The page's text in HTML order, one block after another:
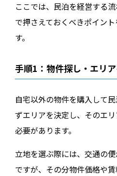
ここでは、民泊を経営する
で押さえておくべきポイン
す。
手順1：物件探し・エリ
自宅以外の物件を購入して
ずエリアを決定し、そのエ
必要があります。
立地を選ぶ際には、交通の
ですが、その分物件価格や